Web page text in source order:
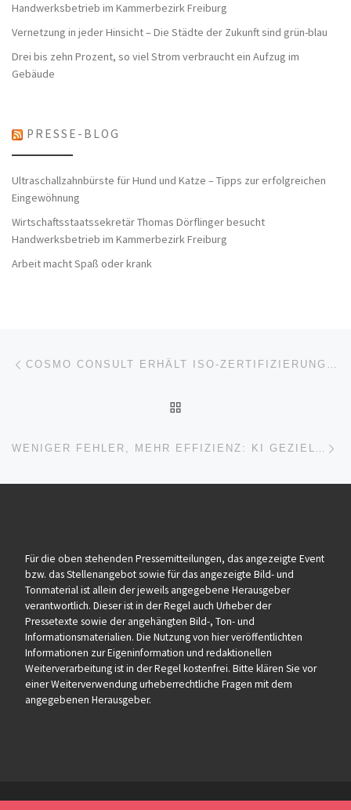
Handwerksbetrieb im Kammerbezirk Freiburg
Vernetzung in jeder Hinsicht – Die Städte der Zukunft sind grün-blau
Drei bis zehn Prozent, so viel Strom verbraucht ein Aufzug im
Gebäude
PRESSE-BLOG
Ultraschallzahnbürste für Hund und Katze – Tipps zur erfolgreichen
Eingewöhnung
Wirtschaftsstaatssekretär Thomas Dörflinger besucht
Handwerksbetrieb im Kammerbezirk Freiburg
Arbeit macht Spaß oder krank
Beitragsnavigation COSMO CONSULT ERHÄLT ISO‑ZERTIFIZIERUNGEN FÜR QUALITÄTS‑ UND INFORMATIONSSICHERHEITS-MANAGEMENT
WENIGER FEHLER, MEHR EFFIZIENZ: KI GEZIELT EINSETZEN ALS FACHPLANER & ERRICHTER
Für die oben stehenden Pressemitteilungen, das angezeigte Event
bzw. das Stellenangebot sowie für das angezeigte Bild- und
Tonmaterial ist allein der jeweils angegebene Herausgeber
verantwortlich. Dieser ist in der Regel auch Urheber der
Pressetexte sowie der angehängten Bild-, Ton- und
Informationsmaterialien. Die Nutzung von hier veröffentlichten
Informationen zur Eigeninformation und redaktionellen
Weiterverarbeitung ist in der Regel kostenfrei. Bitte klären Sie vor
einer Weiterverwendung urheberrechtliche Fragen mit dem
angegebenen Herausgeber.